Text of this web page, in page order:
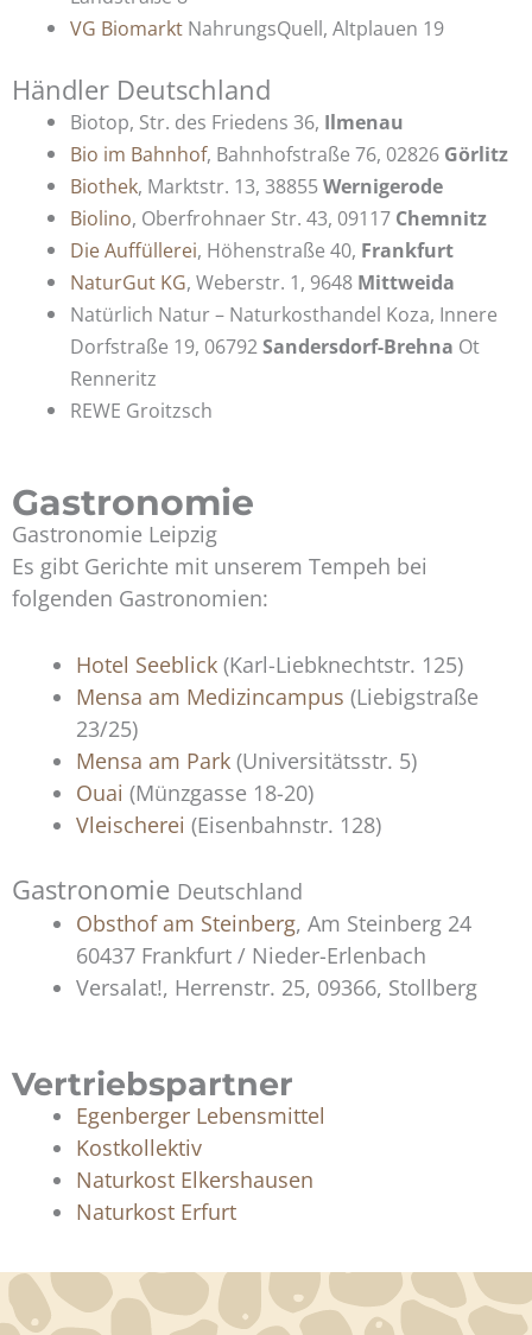
VG Biomarkt NahrungsQuell, Altplauen 19
Händler Deutschland
Biotop, Str. des Friedens 36, Ilmenau
Bio im Bahnhof, Bahnhofstraße 76, 02826 Görlitz
Biothek, Marktstr. 13, 38855Wernigerode
Biolino, Oberfrohnaer Str. 43, 09117 Chemnitz
Die Auffüllerei, Höhenstraße 40, Frankfurt
NaturGut KG, Weberstr. 1, 9648 Mittweida
Natürlich Natur – Naturkosthandel Koza, Innere
Dorfstraße 19, 06792Sandersdorf-Brehna Ot
Renneritz
REWE Groitzsch
Gastronomie
Gastronomie Leipzig
Es gibt Gerichte mit unserem Tempeh bei
folgenden Gastronomien:
Hotel Seeblick (Karl-Liebknechtstr. 125)
Mensa am Medizincampus (Liebigstraße
23/25)
Mensa am Park (Universitätsstr. 5)
Ouai (Münzgasse 18-20)
Vleischerei (Eisenbahnstr. 128)
Gastronomie Deutschland
Obsthof am Steinberg, Am Steinberg 24
60437 Frankfurt / Nieder-Erlenbach
Versalat!, Herrenstr. 25, 09366, Stollberg
Vertriebspartner
Egenberger Lebensmittel
Kostkollektiv
Naturkost Elkershausen
Naturkost Erfurt